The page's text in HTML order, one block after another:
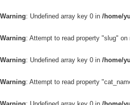
Warning: Undefined array key 0 in /home/
Warning: Attempt to read property "slug" on
Warning: Undefined array key 0 in /home/
Warning: Attempt to read property